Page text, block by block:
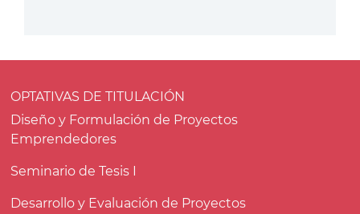
OPTATIVAS DE TITULACIÓN
Diseño y Formulación de Proyectos
Emprendedores
Seminario de Tesis I
Desarrollo y Evaluación de Proyectos